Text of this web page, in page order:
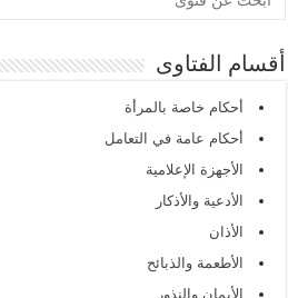
أقسام الفتاوى
أحكام خاصة بالمرأة
أحكام عامة في التعامل
الأجهزة الإعلامية
الأدعية والأذكار
الأذان
الأطعمة والذبائح
الأيمان والنذور